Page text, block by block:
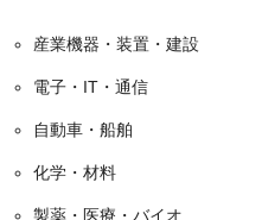
産業機器・装置・建設
電子・IT・通信
自動車・船舶
化学・材料
製薬・医療・バイオ